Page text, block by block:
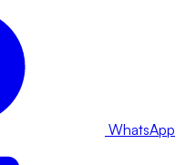
WhatsApp